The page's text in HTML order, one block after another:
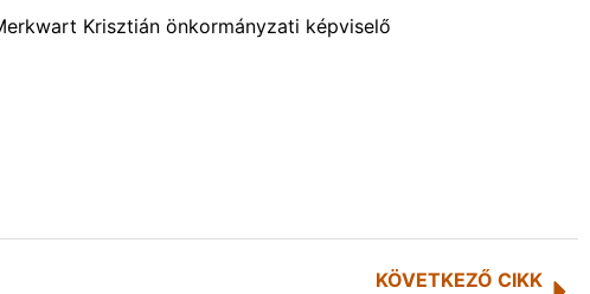
Krisztián önkormányzati képviselő
KÖVETKEZŐ CIKK